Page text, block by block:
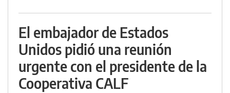
El embajador de Estados
Unidos pidió una reunión
urgente con el presidente de la
Cooperativa CALF